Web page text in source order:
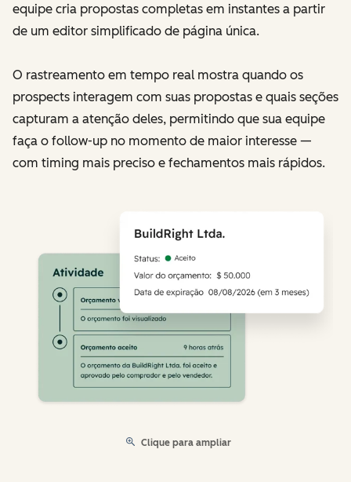
equipe cria propostas completas em instantes a partir
de um editor simplificado de página única.
O rastreamento em tempo real mostra quando os
prospects interagem com suas propostas e quais seções
capturam a atenção deles, permitindo que sua equipe
faça o follow-up no momento de maior interesse —
com timing mais preciso e fechamentos mais rápidos.
Clique para ampliar